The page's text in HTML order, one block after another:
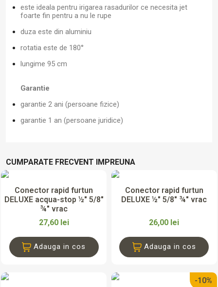
este ideala pentru irigarea rasadurilor ce necesita jet
foarte fin pentru a nu le rupe
duza este din aluminiu
rotatia este de 180°
lungime 95 cm
Garantie
garantie 2 ani (persoane fizice)
garantie 1 an (persoane juridice)
CUMPARATE FRECVENT IMPREUNA
Conector rapid furtun
DELUXE acqua-stop ½" 5/8"
¾" vrac
27,60 lei
Adauga in cos
Conector rapid furtun
DELUXE ½" 5/8" ¾" vrac
26,00 lei
Adauga in cos
-10%